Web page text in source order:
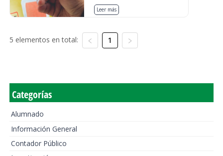
Leer más
5 elementos en total: 1
Categorías
Alumnado
Información General
Contador Público